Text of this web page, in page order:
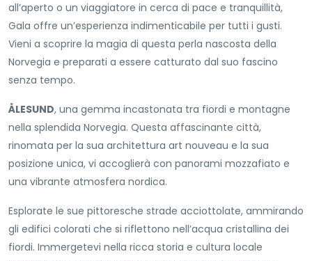
all’aperto o un viaggiatore in cerca di pace e tranquillità,
Gala offre un’esperienza indimenticabile per tutti i gusti.
Vieni a scoprire la magia di questa perla nascosta della
Norvegia e preparati a essere catturato dal suo fascino
senza tempo.
ÅLESUND, una gemma incastonata tra fiordi e montagne
nella splendida Norvegia. Questa affascinante città,
rinomata per la sua architettura art nouveau e la sua
posizione unica, vi accoglierà con panorami mozzafiato e
una vibrante atmosfera nordica.
Esplorate le sue pittoresche strade acciottolate, ammirando
gli edifici colorati che si riflettono nell’acqua cristallina dei
fiordi. Immergetevi nella ricca storia e cultura locale